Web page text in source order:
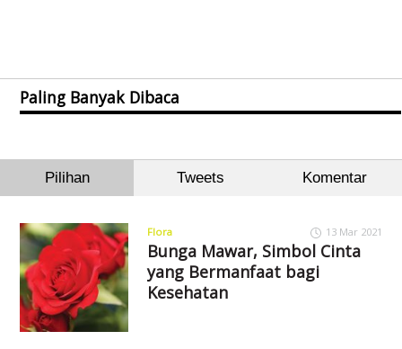
Paling Banyak Dibaca
Pilihan Tweets Komentar
Flora 13 Mar 2021
Bunga Mawar, Simbol Cinta
yang Bermanfaat bagi
Kesehatan